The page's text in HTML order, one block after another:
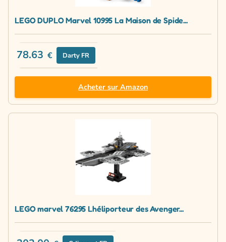
LEGO DUPLO Marvel 10995 La Maison de Spide...
78.63 € Darty FR
Acheter sur Amazon
LEGO marvel 76295 Lhéliporteur des Avenger...